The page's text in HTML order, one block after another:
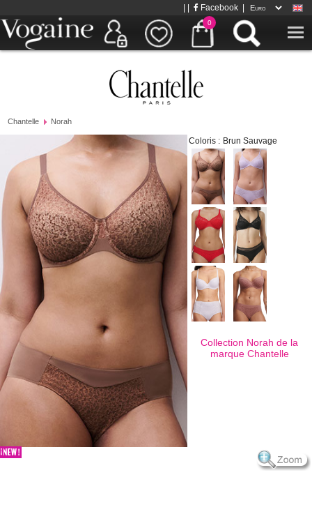
0
Facebook
Chantelle Norah
Coloris : Brun Sauvage
Collection Norah de la
marque Chantelle